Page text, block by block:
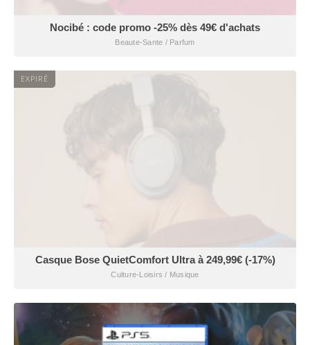
Nocibé : code promo -25% dès 49€ d'achats
Beaute-Sante / Parfum
EXPIRÉ
Casque Bose QuietComfort Ultra à 249,99€ (-17%)
Culture-Loisirs / Musique